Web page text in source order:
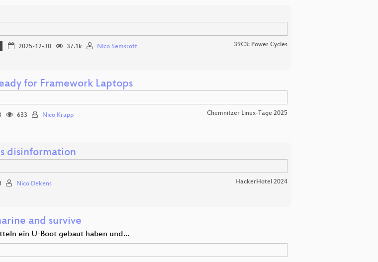
2025-12-30 37.1k Nico Semsrott 39C3: Power Cycles
for Framework Laptops
633 Nico Krapp Chemnitzer Linux-Tage 2025
disinformation
Nico Dekens HackerHotel 2024
and survive
ein U-Boot gebaut haben und…